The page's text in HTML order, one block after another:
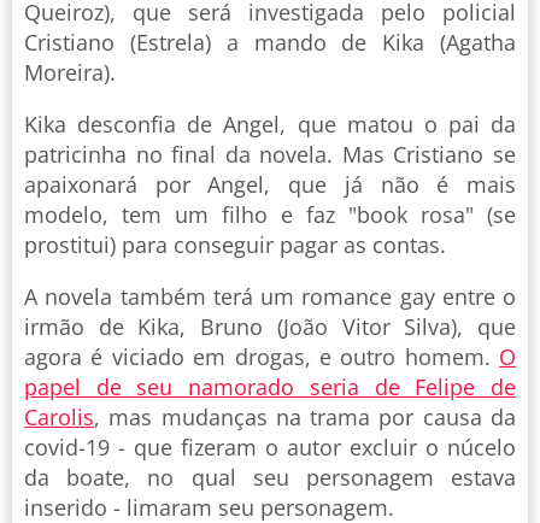
Queiroz), que será investigada pelo policial
Cristiano (Estrela) a mando de Kika (Agatha
Moreira).
Kika desconfia de Angel, que matou o pai da
patricinha no final da novela. Mas Cristiano se
apaixonará por Angel, que já não é mais
modelo, tem um filho e faz "book rosa" (se
prostitui) para conseguir pagar as contas.
A novela também terá um romance gay entre o
irmão de Kika, Bruno (João Vitor Silva), que
agora é viciado em drogas, e outro homem. O
papel de seu namorado seria de Felipe de
Carolis, mas mudanças na trama por causa da
covid-19 - que fizeram o autor excluir o núcelo
da boate, no qual seu personagem estava
inserido - limaram seu personagem.